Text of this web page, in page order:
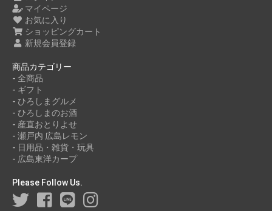
2021年07月
2021年05月
2021年03月
2020年11月
マイページ
お気に入り
ショッピングカート
新規会員登録
商品カテゴリー
- 全商品
- ギフト
- ひろしまグルメ
- ひろしまのお酒
- 産直おとりよせ
- 瀬戸内 広島レモン
- 日用品・雑貨・玩具
- 広島東洋カープ
Please Follow Us.